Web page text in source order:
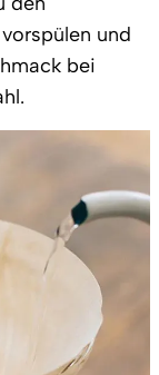
und
bei